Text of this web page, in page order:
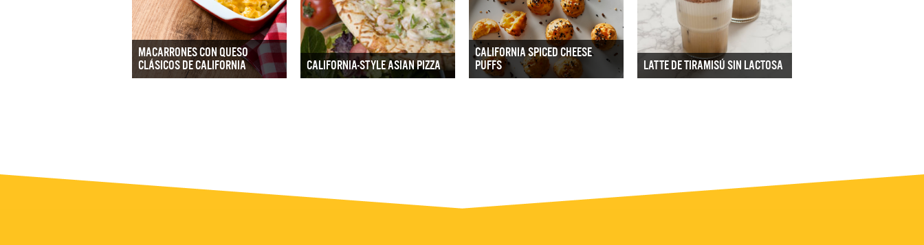
MACARRONES CON QUESO
CLÁSICOS DE CALIFORNIA
CALIFORNIA-STYLE ASIAN PIZZA
CALIFORNIA SPICED CHEESE
PUFFS
LATTE DE TIRAMISÚ SIN LACTOSA